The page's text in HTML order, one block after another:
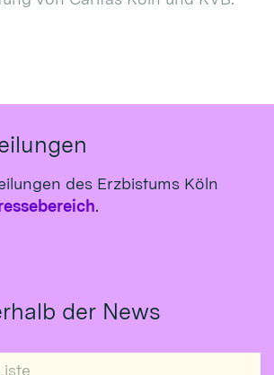
des Erzbistums Köln
.
der News